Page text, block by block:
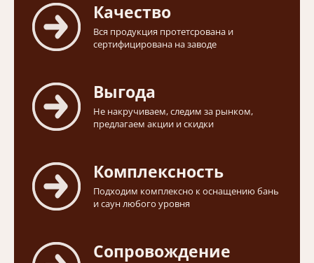
Качество
Вся продукция протетсрована и
сертифицирована на заводе
Выгода
Не накручиваем, следим за рынком,
предлагаем акции и скидки
Комплексность
Подходим комплексно к оснащению бань
и саун любого уровня
Сопровождение